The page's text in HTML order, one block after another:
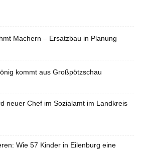
Machern – Ersatzbau in Planung
kommt aus Großpötzschau
neuer Chef im Sozialamt im Landkreis
Wie 57 Kinder in Eilenburg eine